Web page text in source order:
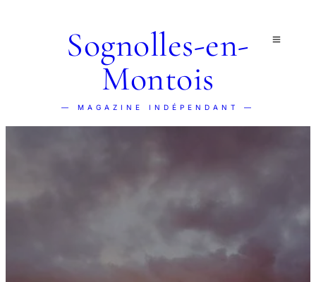
Sognolles-en-
Montois
— MAGAZINE INDÉPENDANT —